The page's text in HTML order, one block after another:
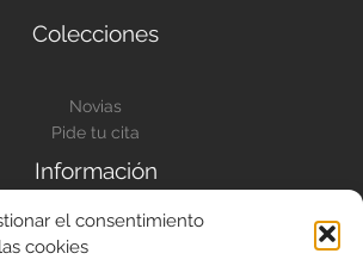
el consentimiento
cookies
Colecciones
Novias
Pide tu cita
Información
Conócenos